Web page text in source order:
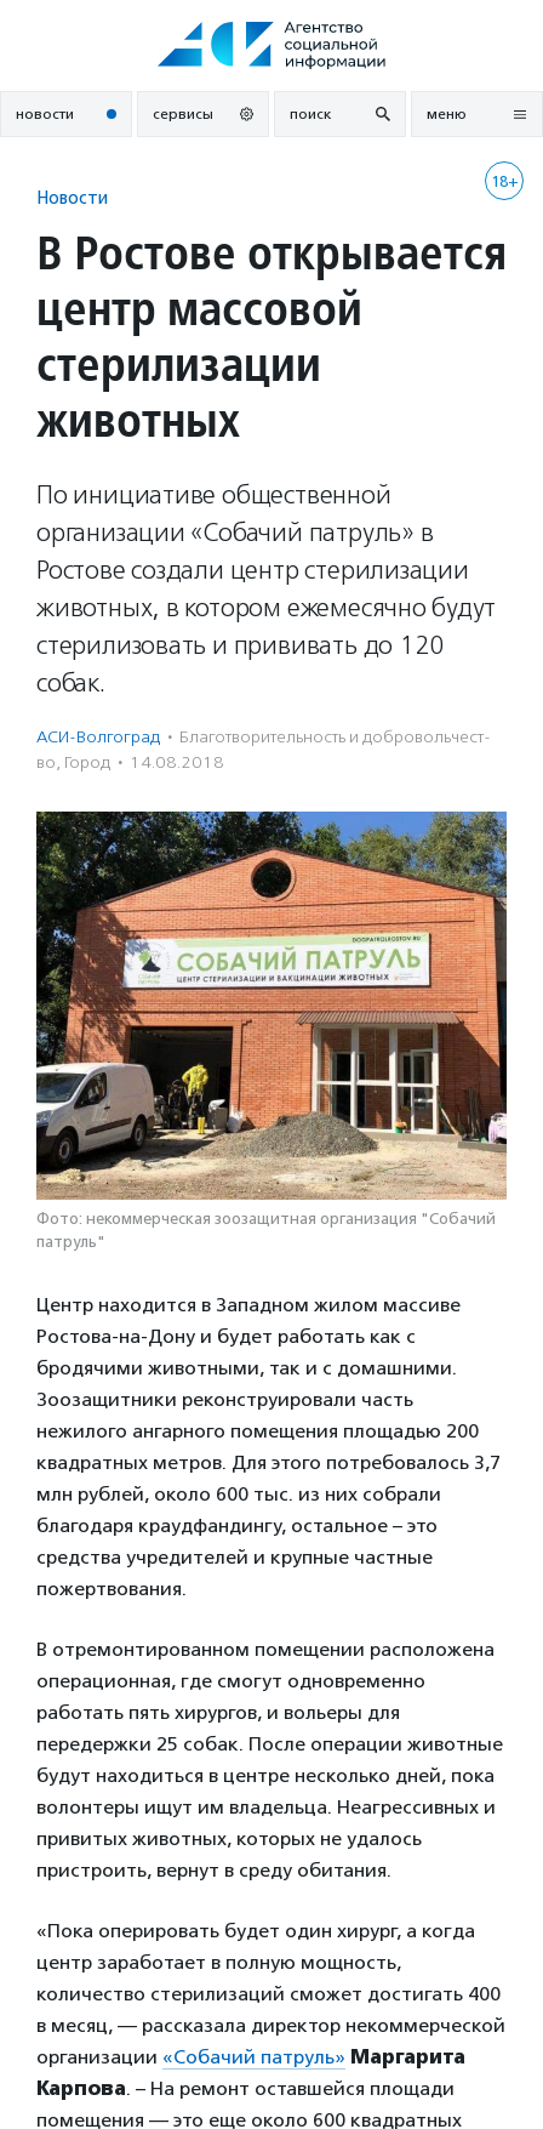
новости сервисы поиск меню
18+
Новости
В Ростове открывается
центр массовой
стерилизации
животных
По инициативе общественной
организации «Собачий патруль» в
Ростове создали центр стерилизации
животных, в котором ежемесячно будут
стерилизовать и прививать до 120
собак.
АСИ-Волгоград · Благотвори­тель­ность и доброволь­чест­
во, Город · 14.08.2018
Фото: некоммерческая зоозащитная организация "Собачий
патруль"
Центр находится в Западном жилом массиве
Ростова-на-Дону и будет работать как с
бродячими животными, так и с домашними.
Зоозащитники реконструировали часть
нежилого ангарного помещения площадью 200
квадратных метров. Для этого потребовалось 3,7
млн рублей, около 600 тыс. из них собрали
благодаря краудфандингу, остальное – это
средства учредителей и крупные частные
пожертвования.
В отремонтированном помещении расположена
операционная, где смогут одновременно
работать пять хирургов, и вольеры для
передержки 25 собак. После операции животные
будут находиться в центре несколько дней, пока
волонтеры ищут им владельца. Неагрессивных и
привитых животных, которых не удалось
пристроить, вернут в среду обитания.
«Пока оперировать будет один хирург, а когда
центр заработает в полную мощность,
количество стерилизаций сможет достигать 400
в месяц, — рассказала директор некоммерческой
организации «Собачий патруль» Маргарита
Карпова. – На ремонт оставшейся площади
помещения — это еще около 600 квадратных